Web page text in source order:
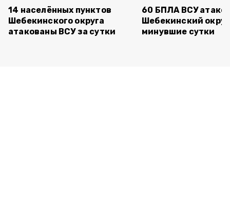
14 населённых пунктов
Шебекинского округа
атакованы ВСУ за сутки
60 БПЛА ВСУ
Шебекинский
минувшие сутки